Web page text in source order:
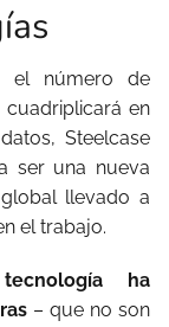
el número de
en
Steelcase
ser una nueva
llevado a
el trabajo.
ha
– que no son